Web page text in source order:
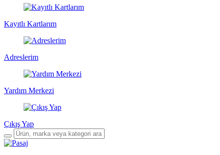
Kayıtlı Kartlarım
Adreslerim
Yardım Merkezi
Çıkış Yap